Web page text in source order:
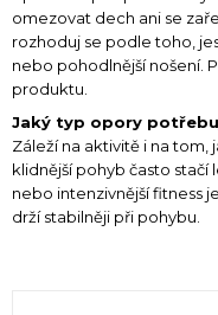
omezovat dech ani se
rozhoduj se podle toho,
nebo pohodlnější nošení.
produktu.
Jaký typ opory
Záleží na aktivitě i na tom,
klidnější pohyb často stačí
nebo intenzivnější fitness
drží stabilněji při pohybu.